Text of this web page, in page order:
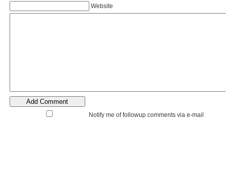
Website
Notify me of followup comments via e-mail